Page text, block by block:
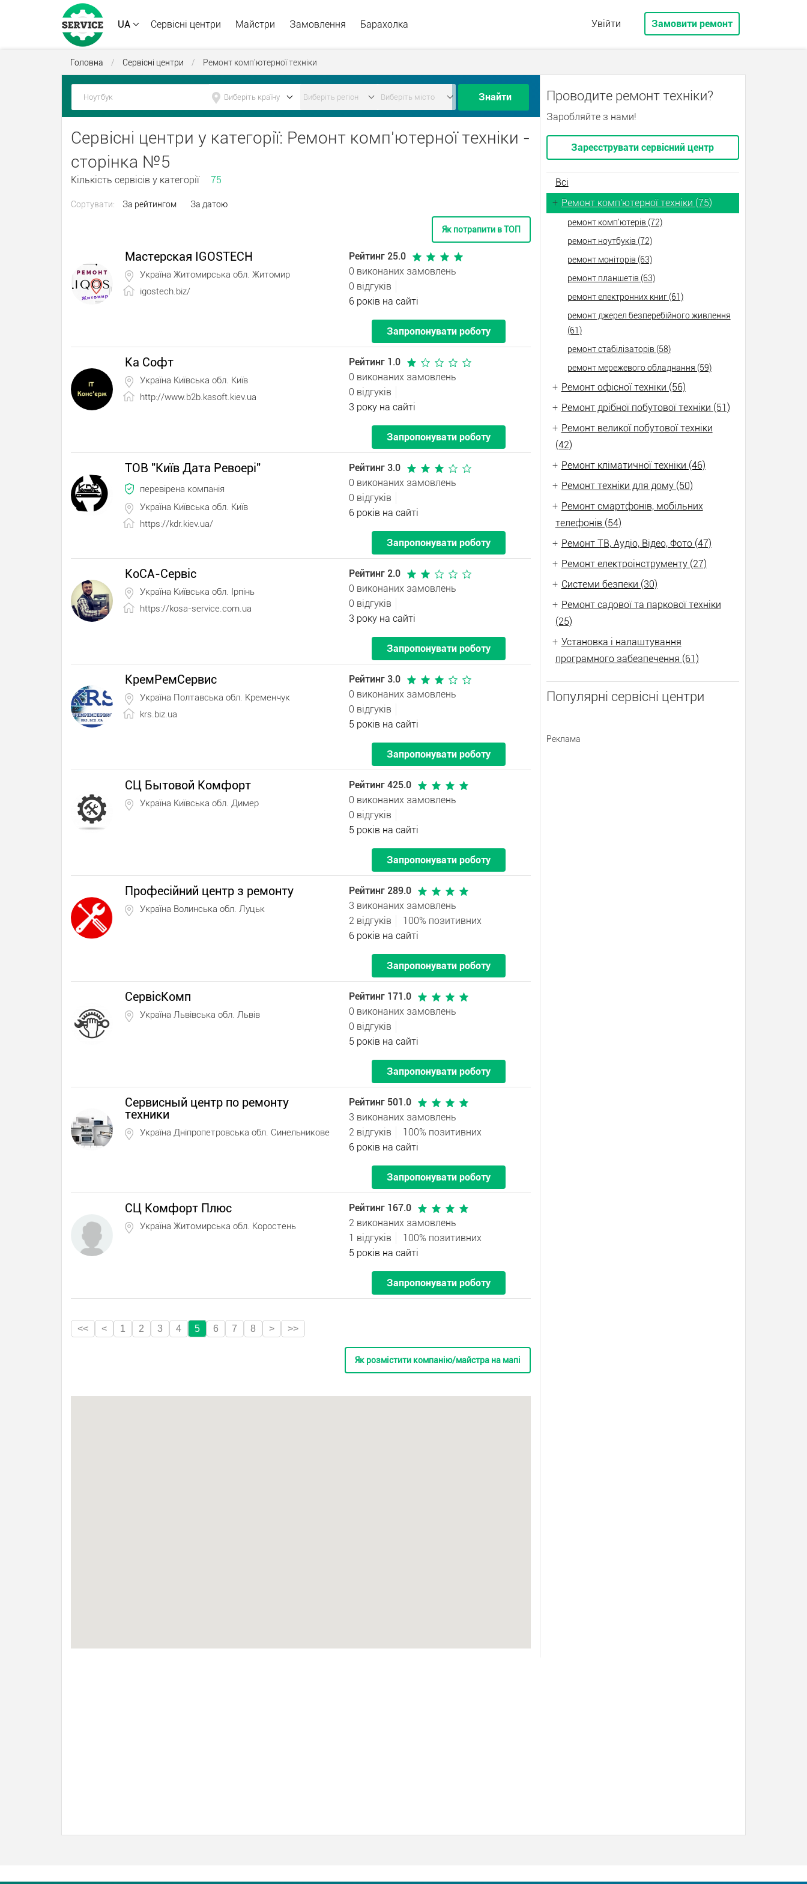
UA Сервісні центри Майстри Замовлення Барахолка Увійти Замовити ремонт
Головна / Сервісні центри / Ремонт комп'ютерної техніки
Знайти
Сервісні центри у категорії: Ремонт комп'ютерної техніки -
сторінка №5
Кількість сервісів у категорії 75
Сортувати: За рейтингом За датою
Як потрапити в ТОП
Мастерская IGOSTECH
Україна Житомирська обл. Житомир
igostech.biz/
Рейтинг 25.0
0 виконаних замовлень
0 відгуків
6 років на сайті
Запропонувати роботу
Ка Софт
Україна Київська обл. Київ
http://www.b2b.kasoft.kiev.ua
Рейтинг 1.0
0 виконаних замовлень
0 відгуків
3 року на сайті
Запропонувати роботу
ТОВ "Київ Дата Ревоері"
перевірена компанія
Україна Київська обл. Київ
https://kdr.kiev.ua/
Рейтинг 3.0
0 виконаних замовлень
0 відгуків
6 років на сайті
Запропонувати роботу
КоСА-Сервіс
Україна Київська обл. Ірпінь
https://kosa-service.com.ua
Рейтинг 2.0
0 виконаних замовлень
0 відгуків
3 року на сайті
Запропонувати роботу
КремРемСервис
Україна Полтавська обл. Кременчук
krs.biz.ua
Рейтинг 3.0
0 виконаних замовлень
0 відгуків
5 років на сайті
Запропонувати роботу
СЦ Бытовой Комфорт
Україна Київська обл. Димер
Рейтинг 425.0
0 виконаних замовлень
0 відгуків
5 років на сайті
Запропонувати роботу
Професійний центр з ремонту
Україна Волинська обл. Луцьк
Рейтинг 289.0
3 виконаних замовлень
2 відгуків
100% позитивних
6 років на сайті
Запропонувати роботу
СервісКомп
Україна Львівська обл. Львів
Рейтинг 171.0
0 виконаних замовлень
0 відгуків
5 років на сайті
Запропонувати роботу
Сервисный центр по ремонту
техники
Україна Дніпропетровська обл. Синельникове
Рейтинг 501.0
3 виконаних замовлень
2 відгуків
100% позитивних
6 років на сайті
Запропонувати роботу
СЦ Комфорт Плюс
Україна Житомирська обл. Коростень
Рейтинг 167.0
2 виконаних замовлень
1 відгуків
100% позитивних
5 років на сайті
Запропонувати роботу
<< < 1 2 3 4 5 6 7 8 > >>
Як розмістити компанію/майстра на мапі
Проводите ремонт техніки?
Заробляйте з нами!
Зареєструвати сервісний центр
Всі
+ Ремонт комп'ютерної техніки (75)
ремонт комп'ютерів (72)
ремонт ноутбуків (72)
ремонт моніторів (63)
ремонт планшетів (63)
ремонт електронних книг (61)
ремонт джерел безперебійного живлення
(61)
ремонт стабілізаторів (58)
ремонт мережевого обладнання (59)
+ Ремонт офісної техніки (56)
+ Ремонт дрібної побутової техніки (51)
+ Ремонт великої побутової техніки
(42)
+ Ремонт кліматичної техніки (46)
+ Ремонт техніки для дому (50)
+ Ремонт смартфонів, мобільних
телефонів (54)
+ Ремонт ТВ, Аудіо, Відео, Фото (47)
+ Ремонт електроінструменту (27)
+ Системи безпеки (30)
+ Ремонт садової та паркової техніки
(25)
+ Установка і налаштування
програмного забезпечення (61)
Популярні сервісні центри
Реклама